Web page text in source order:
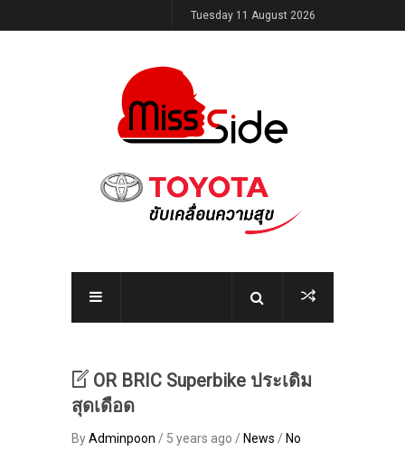
Tuesday 11 August 2026
OR BRIC Superbike ประเดิม
สุดเดือด
ByAdminpoon / 5 years ago / News / No